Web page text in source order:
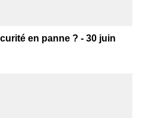
en panne ? - 30 juin